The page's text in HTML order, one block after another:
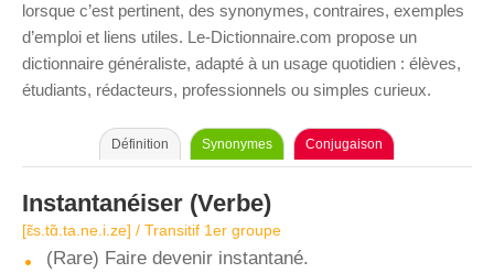
lorsque c’est pertinent, des synonymes, contraires, exemples
d’emploi et liens utiles. Le-Dictionnaire.com propose un
dictionnaire généraliste, adapté à un usage quotidien : élèves,
étudiants, rédacteurs, professionnels ou simples curieux.
Définition Synonymes Conjugaison
Instantanéiser (Verbe)
[ɛ̃s.tɑ̃.ta.ne.i.ze] / Transitif 1er groupe
(Rare) Faire devenir instantané.